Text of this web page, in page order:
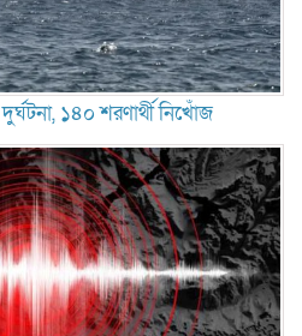
১৪০ শরণার্থী নিখোঁজ